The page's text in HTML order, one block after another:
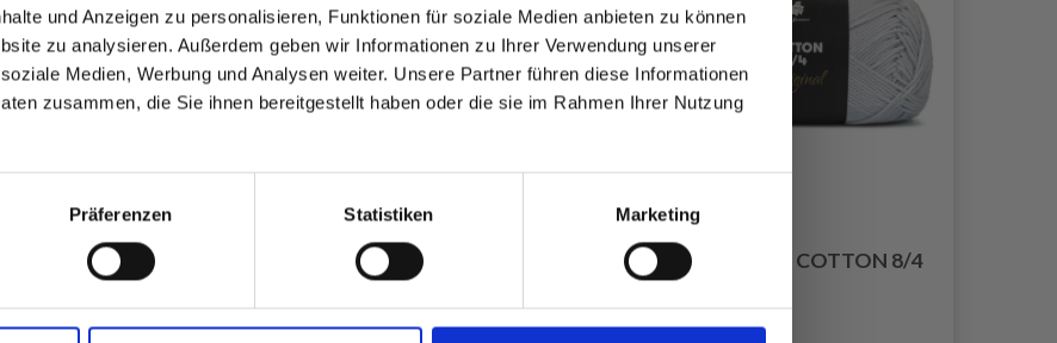
und Anzeigen zu personalisieren, Funktionen für soziale Medien anbieten zu können
zu analysieren. Außerdem geben wir Informationen zu Ihrer Verwendung unserer
Medien, Werbung und Analysen weiter. Unsere Partner führen diese Informationen
zusammen, die Sie ihnen bereitgestellt haben oder die sie im Rahmen Ihrer Nutzung
Präferenzen Statistiken Marketing
CATONA FARBE
DROPS LOVES YOU 7 -
MAYFLOWER COTTON 8/4
Werde ein Teil unserer Garn-Community
und erhalte exklusiven Zugang zu
inspirierenden Strickmustern und